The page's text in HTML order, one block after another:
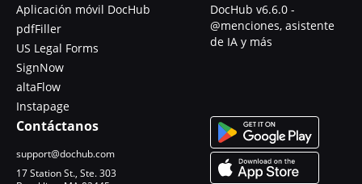
Aplicación móvil DocHub
pdfFiller
US Legal Forms
SignNow
altaFlow
Instapage
DocHub v6.6.0 -
@menciones, asistente
de IA y más
Contáctanos
support@dochub.com
17 Station St., Ste. 303